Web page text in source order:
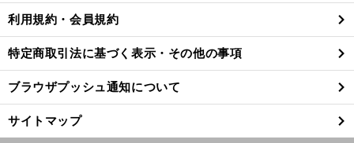
利用規約・会員規約
特定商取引法に基づく表示・その他の事項
ブラウザプッシュ通知について
サイトマップ